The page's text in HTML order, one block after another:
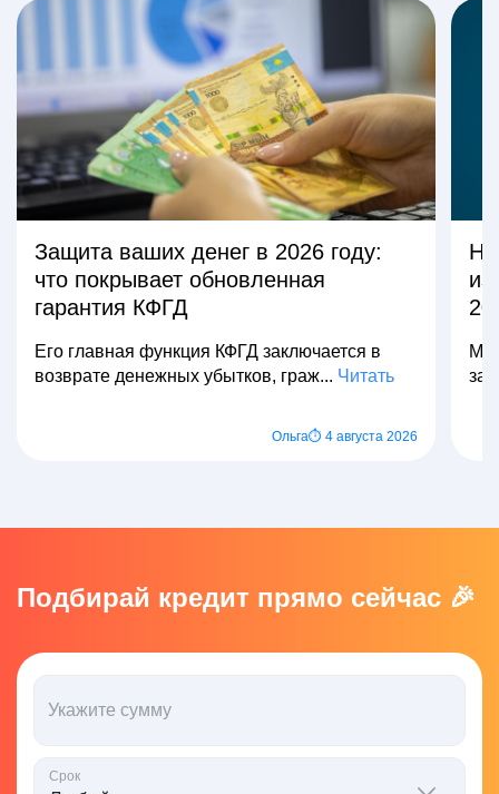
Защита ваших денег в 2026 году:
что покрывает обновленная
гарантия КФГД
Его главная функция КФГД заключается в
возврате денежных убытков, граж... Читать
Ольга⏱ 4 августа 2026
Подбирай кредит прямо сейчас 🎉
Укажите сумму
Срок